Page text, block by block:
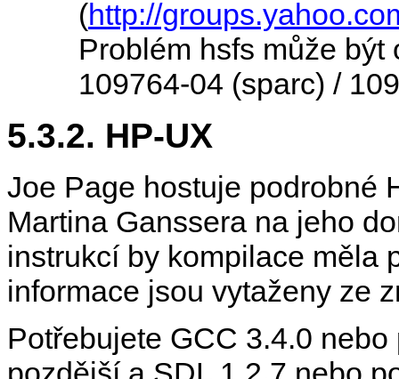
(http://
Problém hsfs může
109764-04 (sparc) /
5.3.2. HP-UX
Joe Page hostuje podrobné
Martina Ganssera na jeho
instrukcí by kompilace měla
informace jsou vytaženy ze
Potřebujete GCC 3.4.0